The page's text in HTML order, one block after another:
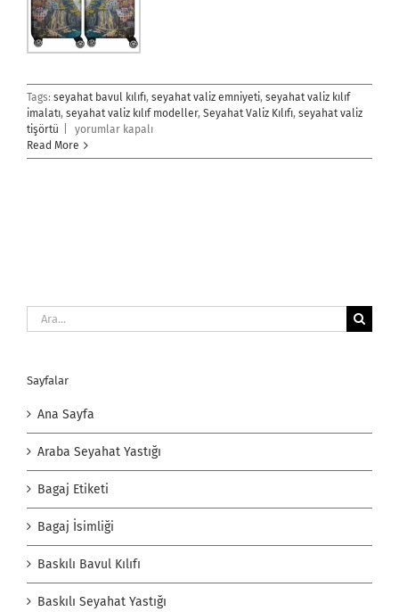
Tags: seyahat bavul kılıfı, seyahat valiz emniyeti, seyahat valiz kılıf
imalatı, seyahat valiz kılıf modeller, Seyahat Valiz Kılıfı, seyahat valiz
tişörtü
Seyahat
Valiz
Kılıfı
yorumlar kapalı
Read More
Ara:
Sayfalar
Ana Sayfa
Araba Seyahat Yastığı
Bagaj Etiketi
Bagaj İsimliği
Baskılı Bavul Kılıfı
Baskılı Seyahat Yastığı